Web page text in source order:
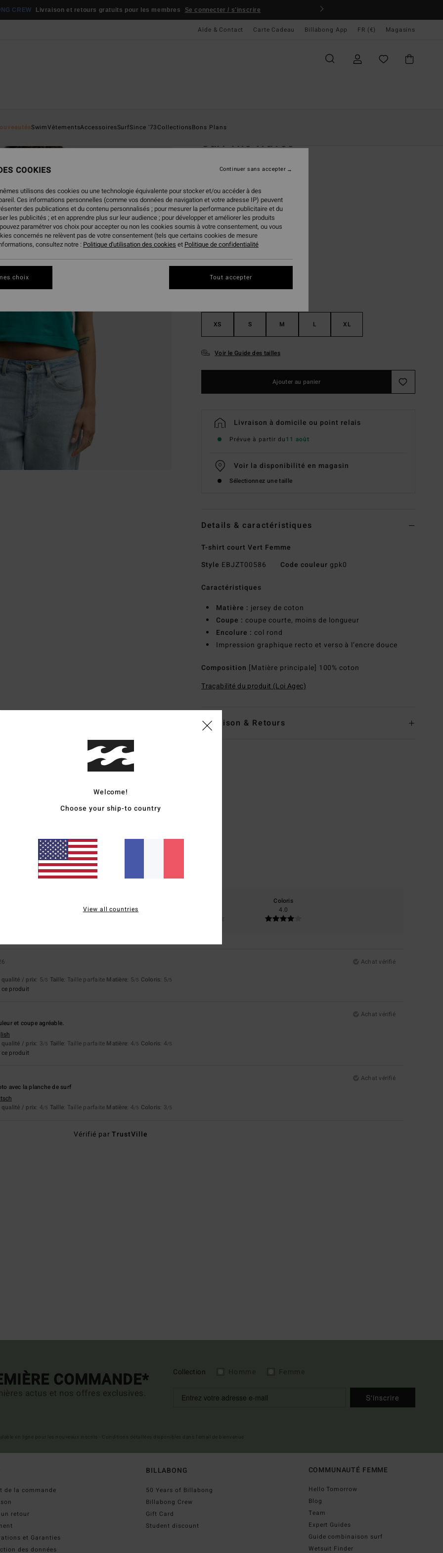
CREW Livraison et retours gratuits pour les membres Se connecter / s'inscrire
Aide & Contact Carte Cadeau Billabong App FR (€) Magasins
SwimVêtementsAccessoiresSurfSince '73CollectionsBons Plans
Surf The Waves
(3 Avis)
29,95 €
30%
20,97 €
BONS PLANS
CouleurIvy
XS S M L XL
Voir le Guide des tailles
Ajouter au panier
Livraison à domicile ou point relais
Prévue à partir du11 août
Voir la disponibilité en magasin
Sélectionnez une taille
Details & caractéristiques
T-shirt court Vert Femme
Style EBJZT00586 Code couleur gpk0
Caractéristiques
Matière : jersey de coton
Coupe : coupe courte, moins de longueur
Encolure : col rond
Impression graphique recto et verso à l’encre douce
Composition [Matière principale] 100% coton
Traçabilité du produit (Loi Agec)
Livraison & Retours
Note moyenne
4.3
basé sur3 avis vérifiés
67% de nos clients recommandent ce produit
qualité / prix
Coloris
4.0
Achat vérifié
qualité / prix: 5/5 Taille: Taille parfaite Matière: 5/5 Coloris: 5/5
produit
Achat vérifié
et coupe agréable.
qualité / prix: 3/5 Taille: Taille parfaite Matière: 4/5 Coloris: 4/5
produit
Achat vérifié
avec la planche de surf
qualité / prix: 4/5 Taille: Taille parfaite Matière: 4/5 Coloris: 3/5
Vérifié parTrustVille
COMMANDE*
actus et nos offres exclusives.
Collection
S'inscrire
de la commande
retour
et Garanties
des données
BILLABONG
50 Years of Billabong
Billabong Crew
Gift Card
Student discount
COMMUNAUTÉ FEMME
Hello Tomorrow
Blog
Team
Expert Guides
Guide combinaison surf
Wetsuit Finder
Welcome!
Choose your ship-to country
View all countries
COOKIES
utilisons des cookies ou une technologie équivalente pour stocker et/ou accéder à des
Ces informations personnelles (comme vos données de navigation et votre adresse IP) peuvent
des publications et du contenu personnalisés ; pour mesurer la performance publicitaire et du
les publicités ; et en apprendre plus sur leur audience ; pour développer et améliorer les produits
paramétrer vos choix pour accepter ou non les cookies soumis à votre consentement, ou vous
concernés ne relèvent pas de votre consentement (tels que certains cookies de mesure
consultez notre : Politique d'utilisation des cookies et Politique de confidentialité
choix
Continuer sans accepter
Tout accepter